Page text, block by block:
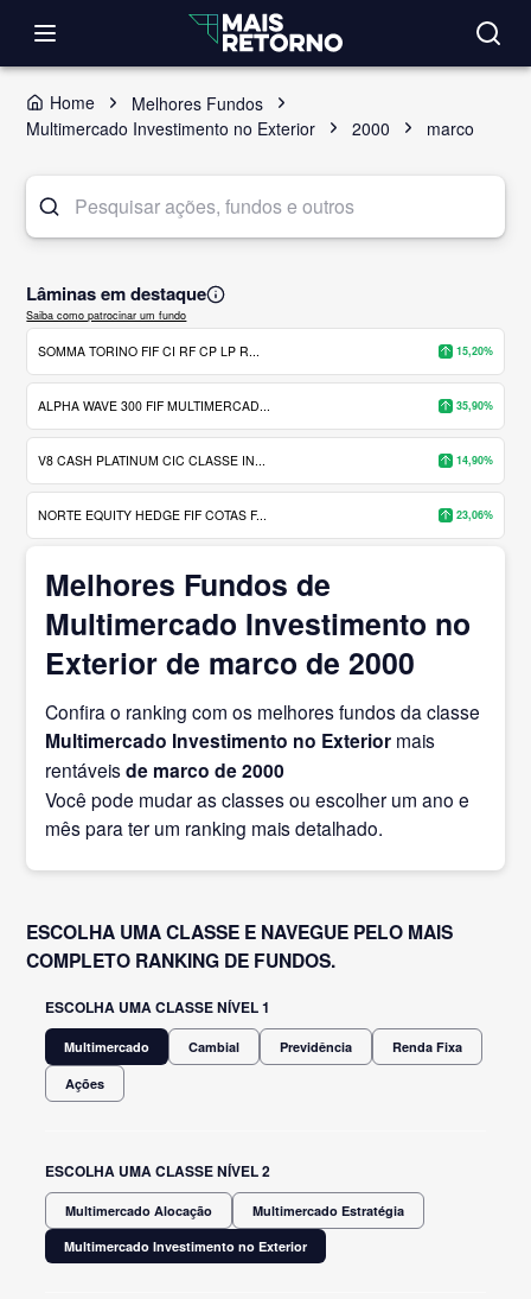
Home
Melhores Fundos
Multimercado Investimento no Exterior
2000 marco
Lâminas em destaque
Saiba como patrocinar um fundo
SOMMA TORINO FIF CI RF CP LP R... 15,20%
ALPHA WAVE 300 FIF MULTIMERCAD... 35,90%
V8 CASH PLATINUM CIC CLASSE IN... 14,90%
NORTE EQUITY HEDGE FIF COTAS F... 23,06%
Melhores Fundos de
Multimercado Investimento no
Exterior de marco de 2000
Confira o ranking com os melhores fundos da classe
Multimercado Investimento no Exterior mais
rentáveisde marco de 2000
Você pode mudar as classes ou escolher um ano e
mês para ter um ranking mais detalhado.
ESCOLHA UMA CLASSE E NAVEGUE PELO MAIS
COMPLETO RANKING DE FUNDOS.
ESCOLHA UMA CLASSE NÍVEL 1
Multimercado Cambial Previdência Renda Fixa
Ações
ESCOLHA UMA CLASSE NÍVEL 2
Multimercado Alocação
Multimercado Estratégia
Multimercado Investimento no Exterior